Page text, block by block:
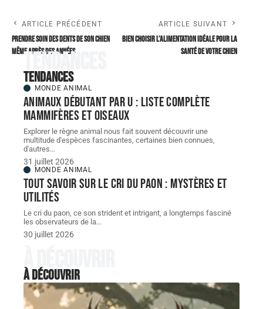
ARTICLE PRÉCÉDENT
Prendre soin des dents de son chien
même après des années
ARTICLE SUIVANT
Bien choisir l’alimentation idéale pour la
santé de votre chien
Tendances
Tendances
MONDE ANIMAL
Animaux débutant par U : liste complète
mammifères et oiseaux
Explorer le règne animal nous fait souvent découvrir une
multitude d'espèces fascinantes, certaines bien connues,
d'autres…
31 juillet 2026
MONDE ANIMAL
Tout savoir sur le cri du paon : mystères et
utilités
Le cri du paon, ce son strident et intrigant, a longtemps fasciné
les observateurs de la…
30 juillet 2026
À découvrir
À découvrir